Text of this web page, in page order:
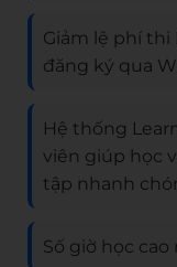
Giảm lệ phí thi
đăng ký qua
Hệ thống
viên giúp học
tập nhanh
Số giờ học